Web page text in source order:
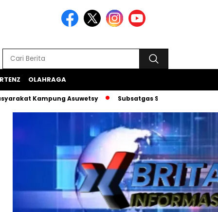
OLAHRAGA
Asuwetsy Subsatgas Si-Ipar Terus Konsisten